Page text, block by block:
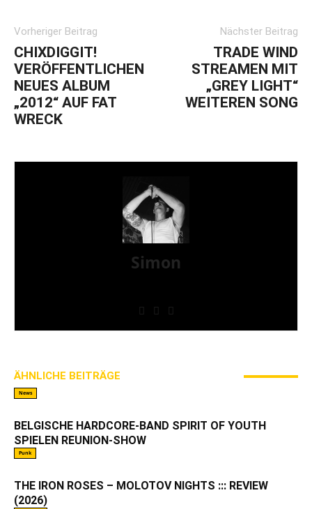
Vorheriger Beitrag
CHIXDIGGIT!
VERÖFFENTLICHEN
NEUES ALBUM
„2012“ AUF FAT
WRECK
Nächster Beitrag
TRADE WIND
STREAMEN MIT
„GREY LIGHT“
WEITEREN SONG
Simon
ÄHNLICHE BEITRÄGE
News
BELGISCHE HARDCORE-BAND SPIRIT OF YOUTH
SPIELEN REUNION-SHOW
Punk
THE IRON ROSES – MOLOTOV NIGHTS ::: REVIEW
(2026)